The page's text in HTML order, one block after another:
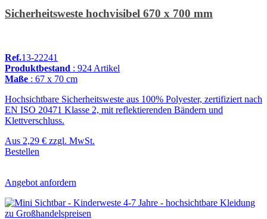
Sicherheitsweste hochvisibel 670 x 700 mm
Ref.13-22241
Produktbestand : 924 Artikel
Maße : 67 x 70 cm
Hochsichtbare Sicherheitsweste aus 100% Polyester, zertifiziert nach
EN ISO 20471 Klasse 2, mit reflektierenden Bändern und
Klettverschluss.
Aus 2,29 € zzgl. MwSt.
Bestellen
Angebot anfordern